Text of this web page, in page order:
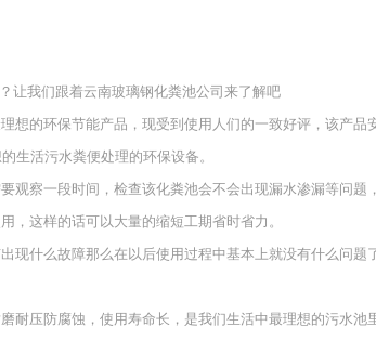
基础知识你都记住了吗？
可能遇到这些难题
大好处你都记住了吗？
让我们跟着云南玻璃钢化粪池公司来了解吧
想的环保节能产品，现受到使用人们的一致好评，该产品
生活污水粪便处理的环保设备。
观察一段时间，检查该化粪池会不会出现漏水渗漏等问题
，这样的话可以大量的缩短工期省时省力。
现什么故障那么在以后使用过程中基本上就没有什么问题
耐压防腐蚀，使用寿命长，是我们生活中最理想的污水池